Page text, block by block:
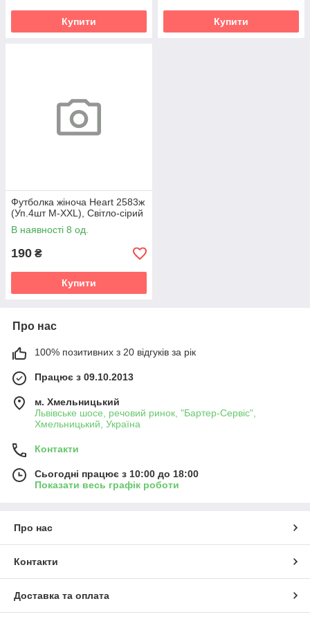
Купити Купити
Футболка жіноча Heart 2583ж
(Уп.4шт M-XXL), Світло-сірий
В наявності 8 од.
190 ₴
Купити
Про нас
100% позитивних з 20 відгуків за рік
Працює з 09.10.2013
м. Хмельницький
Львівське шосе, речовий ринок, "Бартер-Сервіс",
Хмельницький, Україна
Контакти
Сьогодні працює з 10:00 до 18:00
Показати весь графік роботи
Про нас
Контакти
Доставка та оплата